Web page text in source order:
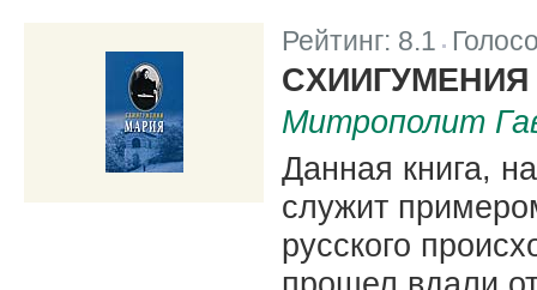
Рейтинг: 8.1
Митрополит
Данная книга,
служит
русского